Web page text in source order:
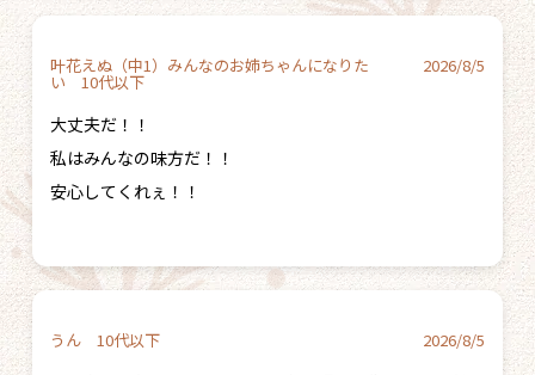
叶花えぬ（中1）みんなのお姉ちゃんになりた
い 10代以下
2026/8/5
大丈夫だ！！
私はみんなの味方だ！！
安心してくれぇ！！
うん 10代以下 2026/8/5